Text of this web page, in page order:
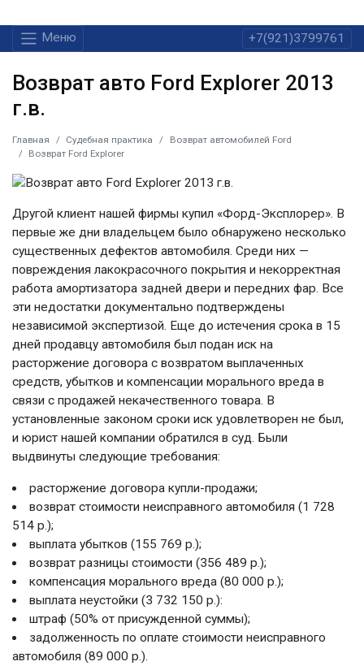
Меню +7(921)3799761
Возврат авто Ford Explorer 2013
г.в.
Главная Судебная практика
Возврат автомобилей Ford
Возврат Ford Explorer
Другой клиент нашей фирмы купил «Форд-Эксплорер». В
первые же дни владельцем было обнаружено несколько
существенных дефектов автомобиля. Среди них —
повреждения лакокрасочного покрытия и некорректная
работа амортизатора задней двери и передних фар. Все
эти недостатки документально подтверждены
независимой экспертизой. Еще до истечения срока в 15
дней продавцу автомобиля был подан иск на
расторжение договора с возвратом выплаченных
средств, убытков и компенсации морального вреда в
связи с продажей некачественного товара. В
установленные законом сроки иск удовлетворен не был,
и юрист нашей компании обратился в суд. Были
выдвинуты следующие требования:
расторжение договора купли-продажи;
возврат стоимости неисправного автомобиля (1 728
514 р.);
выплата убытков (155 769 р.);
возврат разницы стоимости (356 489 р.);
компенсация морального вреда (80 000 р.);
выплата неустойки (3 732 150 р.):
штраф (50% от присужденной суммы);
задолженность по оплате стоимости неисправного
автомобиля (89 000 р.).